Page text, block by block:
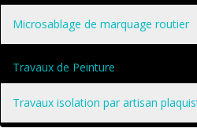
Microsablage de marquage routier
Travaux de Peinture
Travaux isolation par artisan